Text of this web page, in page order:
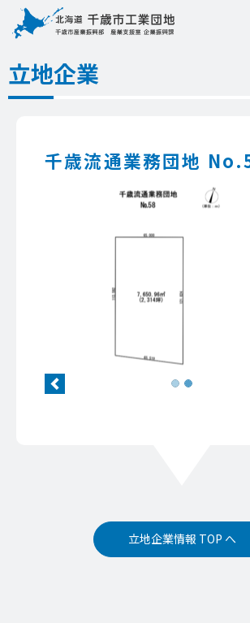
立地企業
千歳流通業務団地
Previous
立地企業情報 TOP へ